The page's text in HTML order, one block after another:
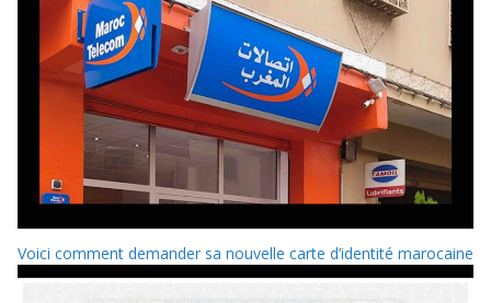
Voici comment demander sa nouvelle carte d’identité marocaine